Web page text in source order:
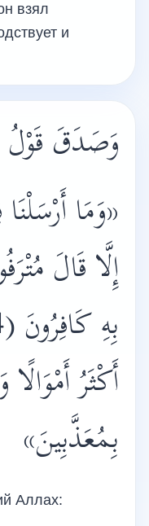
взял
и
وَصَدَقَ قَوْلُ
«وَمَا
إِلَّا قَالَ
أَكْثَرُ
بِمُعَذَّبِينَ»
Аллах: